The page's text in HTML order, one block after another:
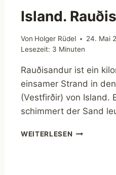
Island.
Von Holger Rüdel
24. Mai
Lesezeit: 3 Minuten
Rauðisandur ist ein
einsamer Strand in
(Vestfirðir) von Island.
schimmert der Sand
WEITERLESEN ISLAND.